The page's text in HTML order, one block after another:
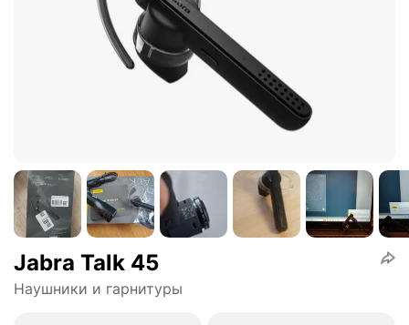
Jabra Talk 45
Наушники и гарнитуры